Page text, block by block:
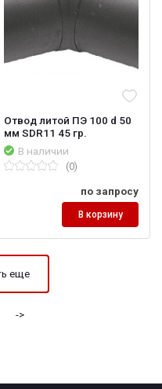
Отвод литой ПЭ 100 d 50
мм SDR11 45 гр.
В наличии
(0)
по запросу
В корзину
еще
->